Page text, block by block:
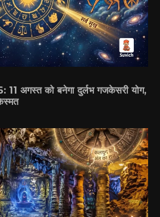
अगस्त को बनेगा दुर्लभ गजकेसरी योग,